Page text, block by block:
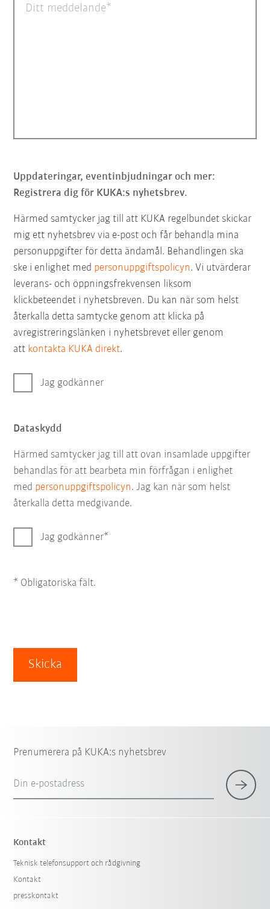
Ditt meddelande
Uppdateringar, eventinbjudningar och mer:
Registrera dig för KUKA:s nyhetsbrev.
Härmed samtycker jag till att KUKA regelbundet skickar
mig ett nyhetsbrev via e-post och får behandla mina
personuppgifter för detta ändamål. Behandlingen ska
ske i enlighet med personuppgiftspolicyn. Vi utvärderar
leverans- och öppningsfrekvensen liksom
klickbeteendet i nyhetsbreven. Du kan när som helst
återkalla detta samtycke genom att klicka på
avregistreringslänken i nyhetsbrevet eller genom
att kontakta KUKA direkt.
Jag godkänner
Dataskydd
Härmed samtycker jag till att ovan insamlade uppgifter
behandlas för att bearbeta min förfrågan i enlighet
med personuppgiftspolicyn. Jag kan när som helst
återkalla detta medgivande.
Jag godkänner
* Obligatoriska fält.
Skicka
Prenumerera på KUKA:s nyhetsbrev
Din e-postadress
Kontakt
Teknisk telefonsupport och rådgivning
Kontakt
presskontakt